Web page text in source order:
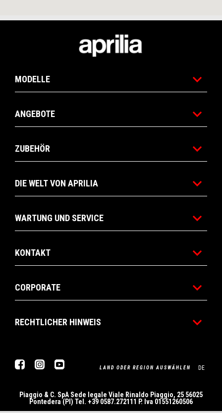
MODELLE
ANGEBOTE
ZUBEHÖR
DIE WELT VON APRILIA
WARTUNG UND SERVICE
KONTAKT
CORPORATE
RECHTLICHER HINWEIS
FacebookInstagram LAND ODER REGION AUSWÄHLEN DE
Piaggio & C. SpA Sede legale Viale Rinaldo Piaggio, 25 56025
Pontedera (PI) Tel. +39 0587.272111 P. Iva 01551260506